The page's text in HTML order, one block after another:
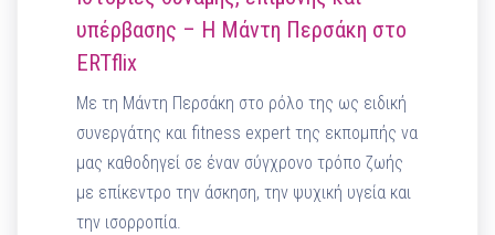
υπέρβασης – Η Μάντη Περσάκη στο
ERTflix
Με τη Μάντη Περσάκη στο ρόλο της ως ειδική
συνεργάτης και fitness expert της εκπομπής να
μας καθοδηγεί σε έναν σύγχρονο τρόπο ζωής
με επίκεντρο την άσκηση, την ψυχική υγεία και
την ισορροπία.